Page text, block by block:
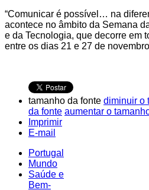
“Comunicar é possível… na
acontece no âmbito da Semana
e da Tecnologia, que decorre em
entre os dias 21 e 27 de
tamanho da fonte diminuir o
da fonte aumentar o
Imprimir
E-mail
Portugal
Mundo
Saúde e
Bem-